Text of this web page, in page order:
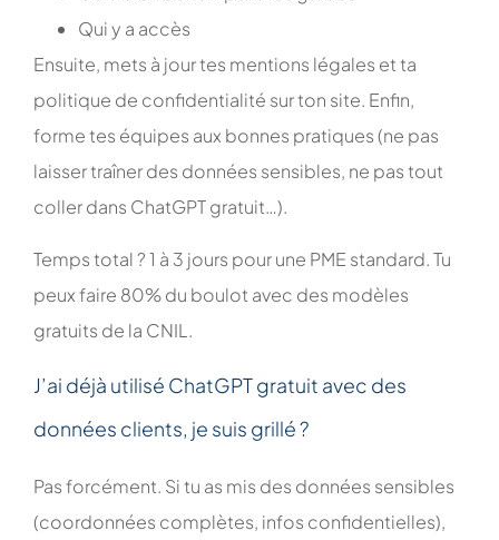
Qui y a accès
Ensuite, mets à jour tes mentions légales et ta
politique de confidentialité sur ton site. Enfin,
forme tes équipes aux bonnes pratiques (ne pas
laisser traîner des données sensibles, ne pas tout
coller dans ChatGPT gratuit…).
Temps total ? 1 à 3 jours pour une PME standard. Tu
peux faire 80% du boulot avec des modèles
gratuits de la CNIL.
J’ai déjà utilisé ChatGPT gratuit avec des
données clients, je suis grillé ?
Pas forcément. Si tu as mis des données sensibles
(coordonnées complètes, infos confidentielles),